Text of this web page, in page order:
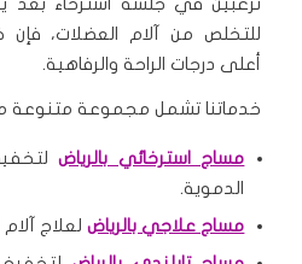
للتخلص من آلام العضلات،
أعلى درجات الراحة والرفاهية.
خدماتنا تشمل مجموعة متنوعة
مساج استرخائي بالرياض
الدموية.
مساج علاجي بالرياضلعلاج